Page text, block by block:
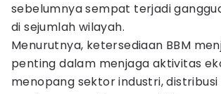
sebelumnya sempat terjadi
di sejumlah wilayah.
Menurutnya, ketersediaan BBM
penting dalam menjaga aktivitas
menopang sektor industri, distribusi